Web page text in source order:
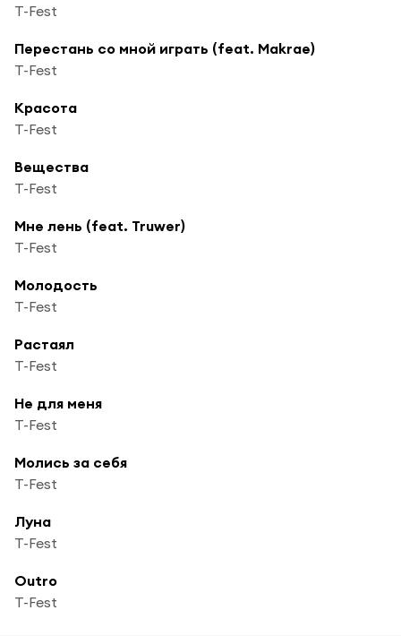
T-Fest
Перестань со мной играть (feat. Makrae)
T-Fest
Красота
T-Fest
Вещества
T-Fest
Мне лень (feat. Truwer)
T-Fest
Молодость
T-Fest
Растаял
T-Fest
Не для меня
T-Fest
Молись за себя
T-Fest
Луна
T-Fest
Outro
T-Fest